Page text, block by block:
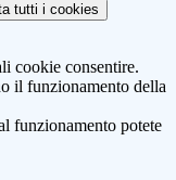
tutti i cookies
cookie consentire.
il funzionamento della
funzionamento potete